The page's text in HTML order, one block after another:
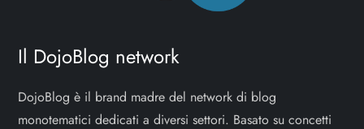
Il DojoBlog network
DojoBlog è il brand madre del network di blog
monotematici dedicati a diversi settori. Basato su concetti